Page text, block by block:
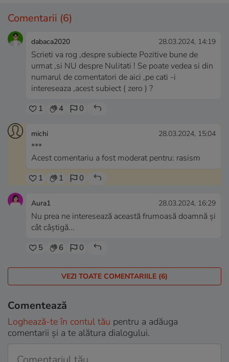
Comentarii (6)
dabaca2020 28.03.2024, 14:19
Scrieti va rog ,despre subiecte Pozitive bune de
urmat ,si NU despre Nulitati ! Se poate vedea si din
numarul de comentatori de aici ,pe cati -i
intereseaza ,acest subiect ( zero ) ?
1 4 0
michi 28.03.2024, 15:04
***
Acest comentariu a fost moderat pentru: rasism
1 1 0
Aura1 28.03.2024, 16:29
Nu prea ne interesează această frumoasă doamnă și
cât câștigă...
5 6 0
VEZI TOATE COMENTARIILE (6)
Comentează
Loghează-te în contul tău pentru a adăuga
comentarii și a te alătura dialogului.